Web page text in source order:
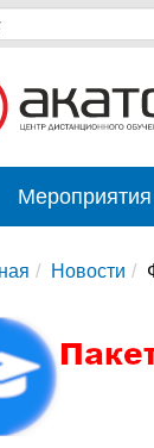
Мероприятия
Новости